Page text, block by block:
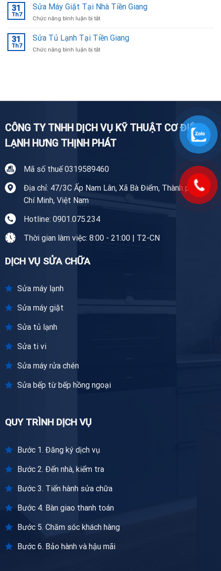
Ninh
tủ
Tại
Ninh
31
Th7
Sửa Máy Giặt Tại Nhà Tiền Giang
Chức năng bình luận bị tắtở
Máy
Tại
31
Th7
Sửa Tủ Lạnh Tại Tiền Giang
Chức năng bình luận bị tắtở
Giang
CÔNG TY TNHH DỊCH VỤ KỸ THUẬT CƠ ĐIỆN
LẠNH HƯNG THỊNH PHÁT
Mã số thuế 0319589460
Địa chỉ: 47/3C Ấp Nam Lân, Xã Bà Điểm, Thành phố Hồ
Chí Minh, Việt Nam
Hotline: 0901.075.234
Thời gian làm việc: 8:00 - 21:00 | T2-CN
DỊCH VỤ SỬA CHỮA
Sửa máy lạnh
Sửa máy giặt
Sửa tủ lạnh
Sửa ti vi
Sửa máy rửa chén
Sửa bếp từ bếp hồng ngoại
QUY TRÌNH DỊCH VỤ
Bước 1. Đăng ký dịch vụ
Bước 2. Đến nhà, kiểm tra
Bước 3. Tiến hành sửa chữa
Bước 4. Bàn giao thanh toán
Bước 5. Chăm sóc khách hàng
Bước 6. Bảo hành và hậu mãi